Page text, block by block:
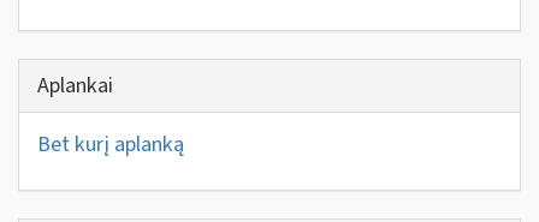
Aplankai
Bet kurį aplanką